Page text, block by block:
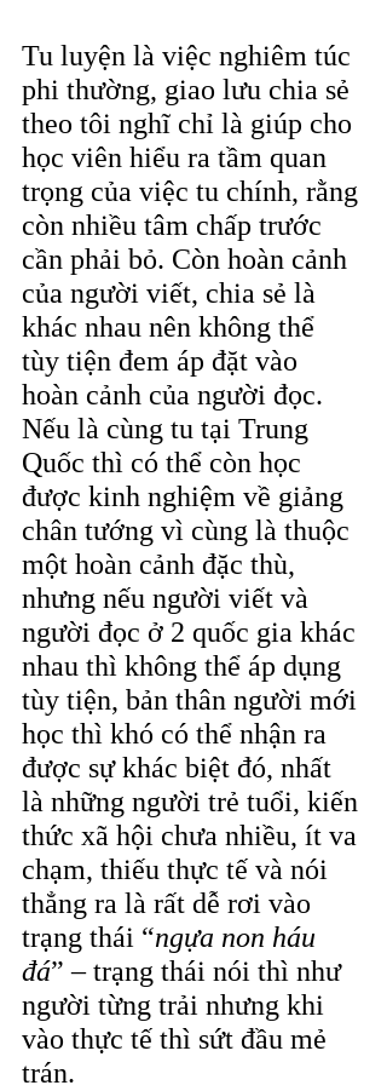
Tu luyện là việc nghiêm túc
phi thường, giao lưu chia sẻ
theo tôi nghĩ chỉ là giúp cho
học viên hiểu ra tầm quan
trọng của việc tu chính, rằng
còn nhiều tâm chấp trước
cần phải bỏ. Còn hoàn cảnh
của người viết, chia sẻ là
khác nhau nên không thể
tùy tiện đem áp đặt vào
hoàn cảnh của người đọc.
Nếu là cùng tu tại Trung
Quốc thì có thể còn học
được kinh nghiệm về giảng
chân tướng vì cùng là thuộc
một hoàn cảnh đặc thù,
nhưng nếu người viết và
người đọc ở 2 quốc gia khác
nhau thì không thể áp dụng
tùy tiện, bản thân người mới
học thì khó có thể nhận ra
được sự khác biệt đó, nhất
là những người trẻ tuổi, kiến
thức xã hội chưa nhiều, ít va
chạm, thiếu thực tế và nói
thẳng ra là rất dễ rơi vào
trạng thái “ngựa non háu
đá” – trạng thái nói thì như
người từng trải nhưng khi
vào thực tế thì sứt đầu mẻ
trán.